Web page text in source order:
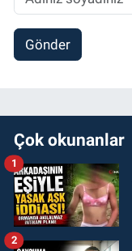
Gönder
Çok okunanlar
1
2